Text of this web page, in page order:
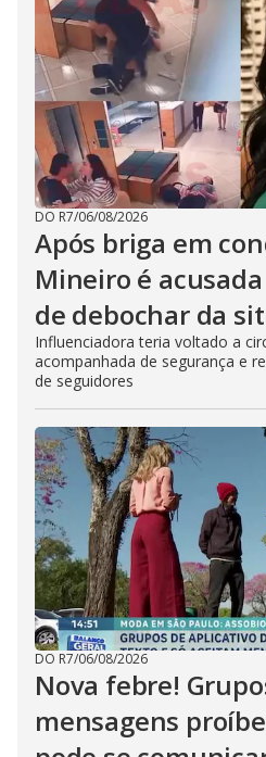
DO R7/06/08/2026
Após briga em
Mineiro é
de debochar da
Influenciadora teria voltado a
acompanhada de segurança e
de seguidores
DO R7/06/08/2026
Nova febre!
mensagens